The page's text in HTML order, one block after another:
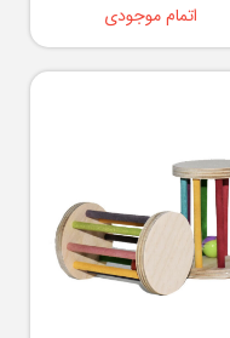
اتمام موجودی